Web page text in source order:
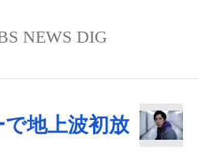
NEWS DIG
地上波初放